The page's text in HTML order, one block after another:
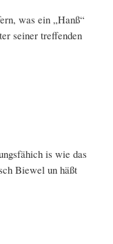
was ein „Hanß“
seiner treffenden
is wie das
Biewel un häßt